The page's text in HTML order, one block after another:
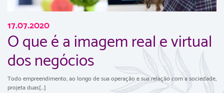
17.07.2020
O que é a imagem real e virtual
dos negócios
Todo empreendimento, ao longo de sua operação e sua relação com a sociedade,
projeta duas[...]